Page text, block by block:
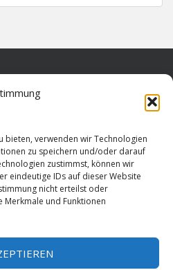
bieten, verwenden wir Technologien
zu speichern und/oder darauf
zustimmst, können wir
eindeutige IDs auf dieser Website
nicht erteilst oder
Merkmale und Funktionen